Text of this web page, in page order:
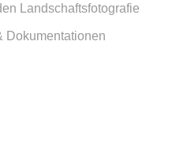
Landschaftsfotografie
Dokumentationen